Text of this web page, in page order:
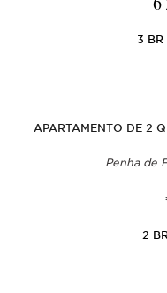
6
3 BR
APARTAMENTO DE 2
Penha de
2